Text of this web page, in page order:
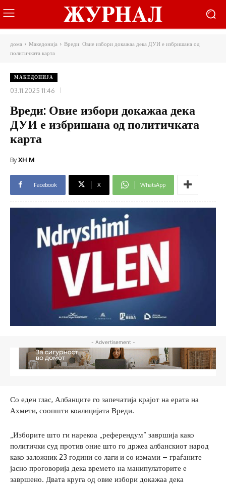
дома Македонија
Вреди: Овие избори докажаа дека ДУИ е избришана од
политичката карта
МАКЕДОНИЈА
03.11.2025 11:46
Вреди: Овие избори докажаа дека
ДУИ е избришана од политичката
карта
ByXH M
Facebook X WhatsApp
- Advertisement -
Со еден глас, Албанците го запечатија крајот на ерата на
Ахмети, соопшти коалицијата Вреди.
„Изборите што ги нарекоа „референдум“ завршија како
политички суд против оние што го држеа албанскиот народ
како заложник 23 години со лаги и со измами – граѓаните
јасно проговорија дека времето на манипулаторите е
завршено. Двата круга од овие избори докажаа дека